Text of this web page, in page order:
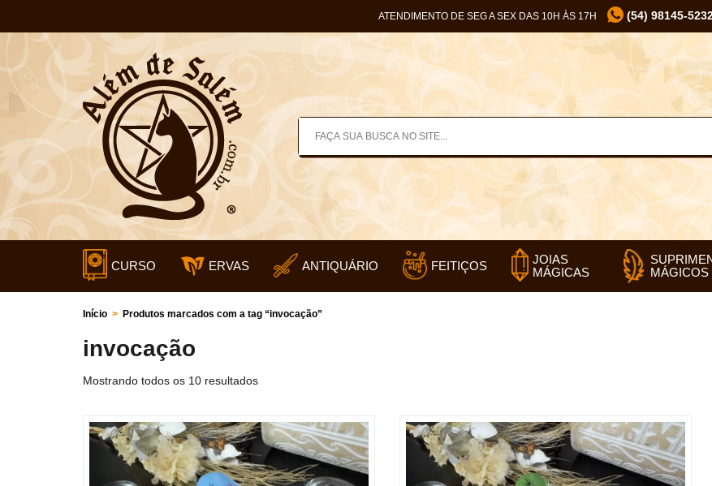
ATENDIMENTO DE SEG A SEX DAS 10H ÀS 17H (54) 98145-
CURSO ERVAS ANTIQUÁRIO FEITIÇOS
JOIAS
MÁGICAS
MÁGICOS
Início > Produtos marcados com a tag “invocação”
invocação
Mostrando todos os 10 resultados